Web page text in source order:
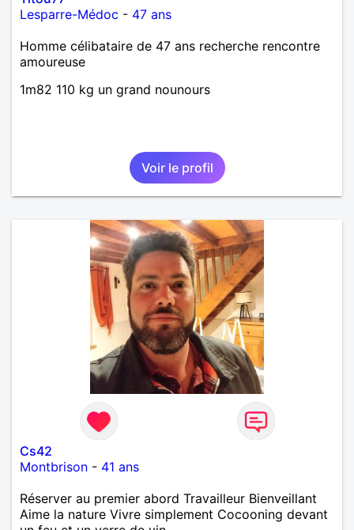
Lesparre-Médoc - 47 ans
Homme célibataire de 47 ans recherche rencontre
amoureuse
1m82 110 kg un grand nounours
Voir le profil
Cs42
Montbrison - 41 ans
Réserver au premier abord Travailleur Bienveillant
Aime la nature Vivre simplement Cocooning devant